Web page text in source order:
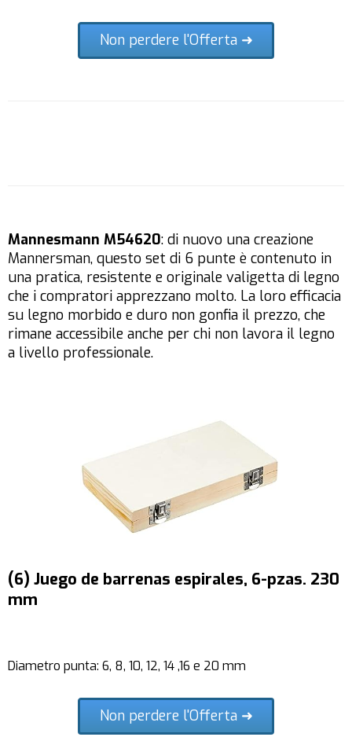
Non perdere l'Offerta ➜
Mannesmann M54620: di nuovo una creazione
Mannersman, questo set di 6 punte è contenuto in
una pratica, resistente e originale valigetta di legno
che i compratori apprezzano molto. La loro efficacia
su legno morbido e duro non gonfia il prezzo, che
rimane accessibile anche per chi non lavora il legno
a livello professionale.
(6) Juego de barrenas espirales, 6-pzas. 230
mm
Diametro punta: 6, 8, 10, 12, 14 ,16 e 20 mm
Non perdere l'Offerta ➜